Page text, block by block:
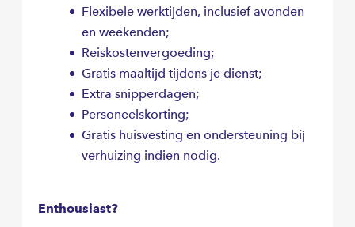
Flexibele werktijden, inclusief avonden
en weekenden;
Reiskostenvergoeding;
Gratis maaltijd tijdens je dienst;
Extra snipperdagen;
Personeelskorting;
Gratis huisvesting en ondersteuning bij
verhuizing indien nodig.
Enthousiast?